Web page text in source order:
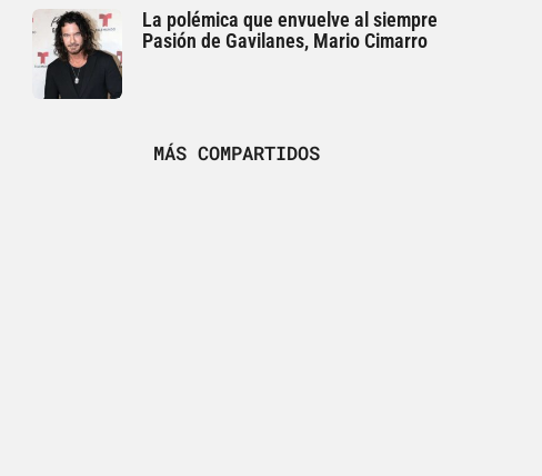
La polémica que envuelve al siempre
Pasión de Gavilanes, Mario Cimarro
MÁS COMPARTIDOS